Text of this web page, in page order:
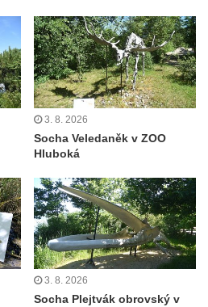
poustevníka v
nádrže v
firmy 2JCP v
díla Josefův Důl
na domě čp. 3 v
3. 8. 2026
Socha Veledaněk v ZOO
Hluboká
3. 8. 2026
Socha Plejtvák obrovský v